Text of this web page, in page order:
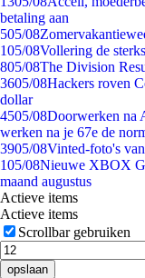
betaling aan
505/08
105/08Vollering de
805/08The Division
3605/08Hackers roven
dollar
4505/08Doorwerken na
werken na je 67e de
3905/08Vinted-foto's
105/08Nieuwe XBOX
maand augustus
Actieve items
Actieve items
Scrollbar gebruiken
opslaan